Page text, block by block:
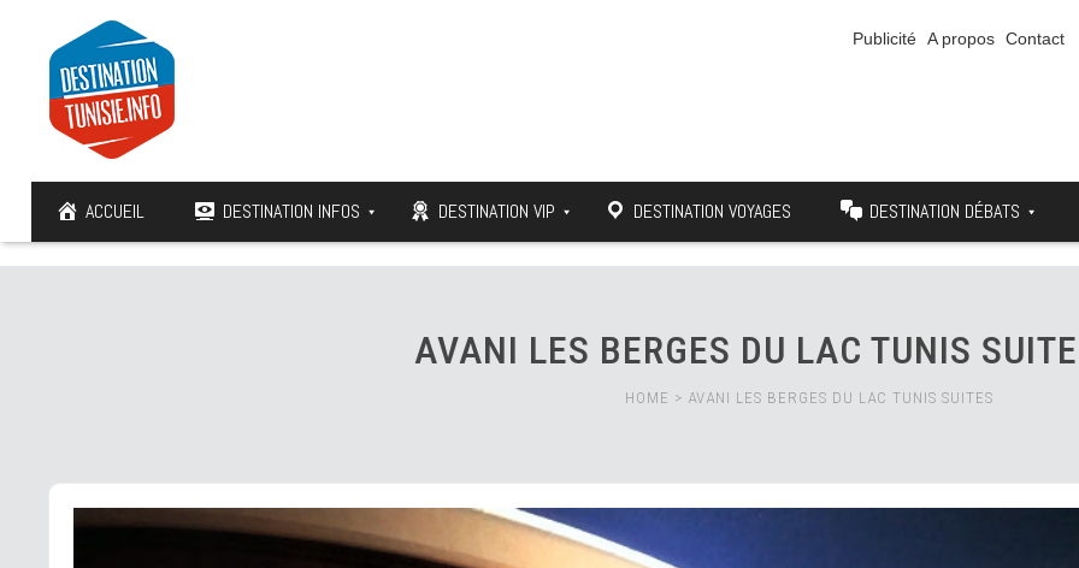
Publicité A propos Contact
ACCUEIL DESTINATION INFOS DESTINATION VIP DESTINATION VOYAGES DESTINATION DÉBATS
AVANI LES BERGES DU LAC TUNIS
HOME > AVANI LES BERGES DU LAC TUNIS SUITES